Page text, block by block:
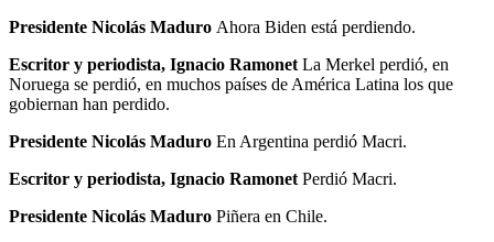
Presidente Nicolás Maduro Ahora Biden está perdiendo.
Escritor y periodista, Ignacio Ramonet La Merkel perdió, en
Noruega se perdió, en muchos países de América Latina los que
gobiernan han perdido.
Presidente Nicolás Maduro En Argentina perdió Macri.
Escritor y periodista, Ignacio Ramonet Perdió Macri.
Presidente Nicolás Maduro Piñera en Chile.